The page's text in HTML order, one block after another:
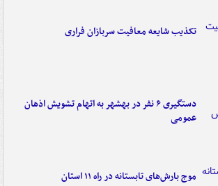
تکذیب شایعه معافیت سربازان فراری
دستگیری ۶ نفر در بهشهر به اتهام تشویش اذهان
عمومی
موج بارش‌های تابستانه در راه ۱۱ استان